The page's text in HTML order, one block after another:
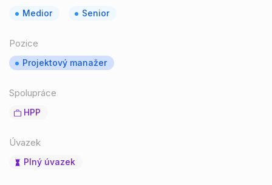
Medior Senior
Pozice
Projektový manažer
Spolupráce
HPP
Úvazek
Plný úvazek